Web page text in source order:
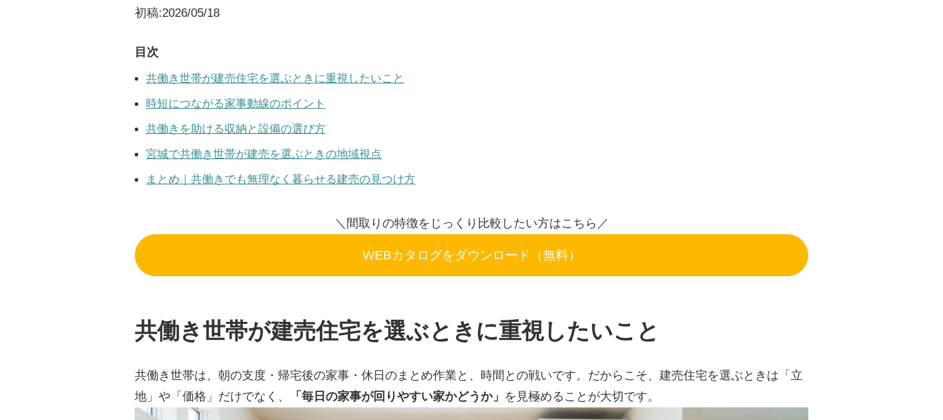
初稿:2026/05/18
目次
共働き世帯が建売住宅を選ぶときに重視したいこと
時短につながる家事動線のポイント
共働きを助ける収納と設備の選び方
宮城で共働き世帯が建売を選ぶときの地域視点
まとめ｜共働きでも無理なく暮らせる建売の見つけ方
＼間取りの特徴をじっくり比較したい方はこちら／
WEBカタログをダウンロード（無料）
共働き世帯が建売住宅を選ぶときに重視したいこと
共働き世帯は、朝の支度・帰宅後の家事・休日のまとめ作業と、時間との戦いです。だからこそ、建売住宅を選ぶときは「立
地」や「価格」だけでなく、
「毎日の家事が回りやすい家かどうか」 を見極めることが大切です。